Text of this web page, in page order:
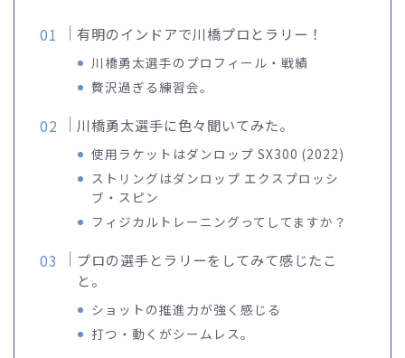
有明のインドアで川橋プロとラリー！
川橋勇太選手のプロフィール・戦績
贅沢過ぎる練習会。
川橋勇太選手に色々聞いてみた。
使用ラケットはダンロップ SX300 (2022)
ストリングはダンロップ エクスプロッシ
ブ・スピン
フィジカルトレーニングってしてますか？
プロの選手とラリーをしてみて感じたこ
と。
ショットの推進力が強く感じる
打つ・動くがシームレス。